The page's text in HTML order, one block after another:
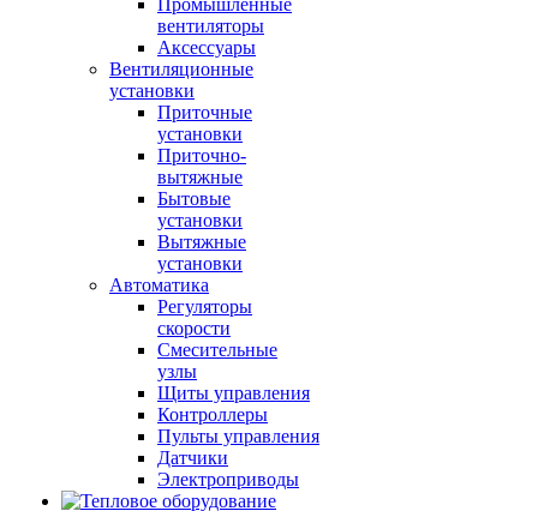
Промышленные
вентиляторы
Аксессуары
Вентиляционные
установки
Приточные
установки
Приточно-
вытяжные
Бытовые
установки
Вытяжные
установки
Автоматика
Регуляторы
скорости
Смесительные
узлы
Щиты управления
Контроллеры
Пульты управления
Датчики
Электроприводы